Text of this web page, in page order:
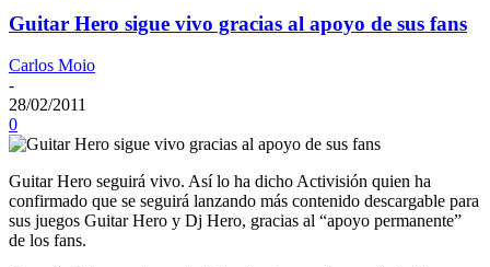
Guitar Hero sigue vivo gracias al apoyo de sus fans
Carlos Moio
-
28/02/2011
0
Guitar Hero seguirá vivo. Así lo ha dicho Activisión quien ha
confirmado que se seguirá lanzando más contenido descargable para
sus juegos Guitar Hero y Dj Hero, gracias al “apoyo permanente”
de los fans.